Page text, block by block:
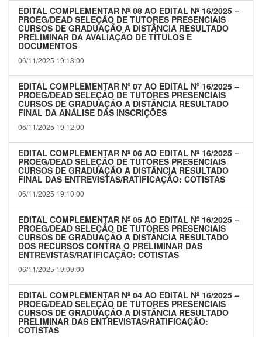
EDITAL COMPLEMENTAR Nº 08 AO EDITAL Nº 16/2025 –
PROEG/DEAD SELEÇÃO DE TUTORES PRESENCIAIS
CURSOS DE GRADUAÇÃO A DISTÂNCIA RESULTADO
PRELIMINAR DA AVALIAÇÃO DE TÍTULOS E
DOCUMENTOS
06/11/2025 19:13:00
EDITAL COMPLEMENTAR Nº 07 AO EDITAL Nº 16/2025 –
PROEG/DEAD SELEÇÃO DE TUTORES PRESENCIAIS
CURSOS DE GRADUAÇÃO A DISTÂNCIA RESULTADO
FINAL DA ANÁLISE DAS INSCRIÇÕES
06/11/2025 19:12:00
EDITAL COMPLEMENTAR Nº 06 AO EDITAL Nº 16/2025 –
PROEG/DEAD SELEÇÃO DE TUTORES PRESENCIAIS
CURSOS DE GRADUAÇÃO A DISTÂNCIA RESULTADO
FINAL DAS ENTREVISTAS/RATIFICAÇÃO: COTISTAS
06/11/2025 19:10:00
EDITAL COMPLEMENTAR Nº 05 AO EDITAL Nº 16/2025 –
PROEG/DEAD SELEÇÃO DE TUTORES PRESENCIAIS
CURSOS DE GRADUAÇÃO A DISTÂNCIA RESULTADO
DOS RECURSOS CONTRA O PRELIMINAR DAS
ENTREVISTAS/RATIFICAÇÃO: COTISTAS
06/11/2025 19:09:00
EDITAL COMPLEMENTAR Nº 04 AO EDITAL Nº 16/2025 –
PROEG/DEAD SELEÇÃO DE TUTORES PRESENCIAIS
CURSOS DE GRADUAÇÃO A DISTÂNCIA RESULTADO
PRELIMINAR DAS ENTREVISTAS/RATIFICAÇÃO:
COTISTAS